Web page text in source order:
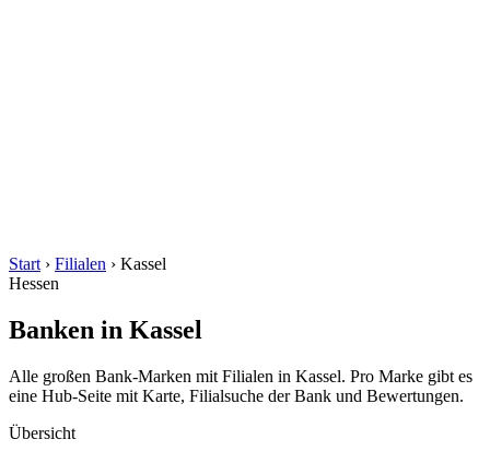
Start › Filialen › Kassel
Hessen
Banken in Kassel
Alle großen Bank-Marken mit Filialen in Kassel. Pro Marke gibt es
eine Hub-Seite mit Karte, Filialsuche der Bank und Bewertungen.
Übersicht